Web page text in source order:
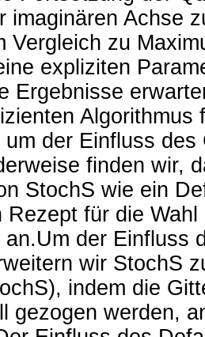
imaginären Achse
Vergleich zu
expliziten
Ergebnisse
Algorithmus
um der Einfluss
finden wir,
StochS wie ein
Rezept für die
der Einfluss
wir StochS
indem die
gezogen werden,